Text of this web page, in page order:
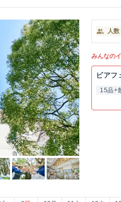
人数
みんなの
ビアフ
15品+